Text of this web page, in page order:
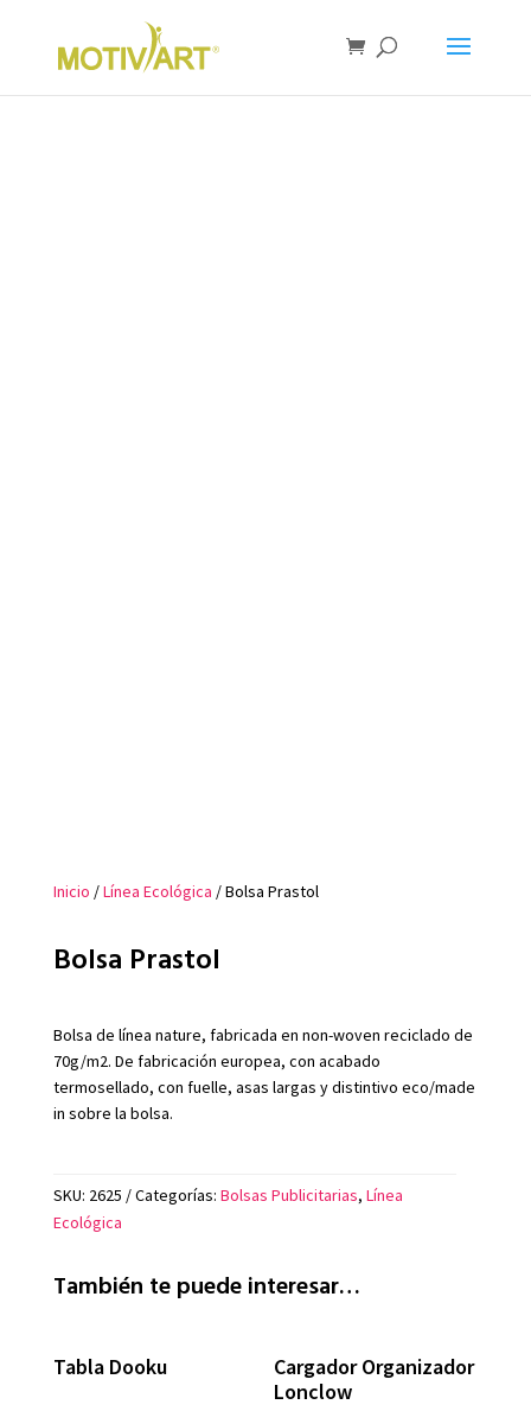
Inicio /Línea Ecológica / Bolsa Prastol
Bolsa Prastol
Bolsa de línea nature, fabricada en non-woven reciclado de
70g/m2. De fabricación europea, con acabado
termosellado, con fuelle, asas largas y distintivo eco/made
in sobre la bolsa.
SKU: 2625 Categorías: Bolsas Publicitarias, Línea
Ecológica
También te puede interesar…
Tabla Dooku
Cargador Organizador
Lonclow